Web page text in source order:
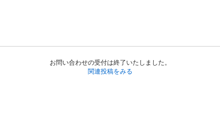
お問い合わせの受付は終了いたしました。
関連投稿をみる